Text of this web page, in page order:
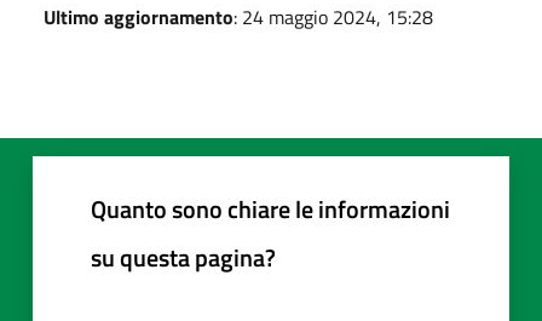
Ultimo aggiornamento: 24 maggio 2024, 15:28
Quanto sono chiare le informazioni
su questa pagina?